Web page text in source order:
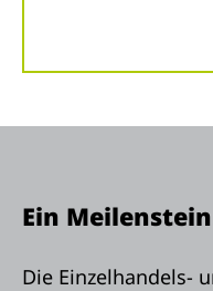
Ein
Die Einzelhandels-